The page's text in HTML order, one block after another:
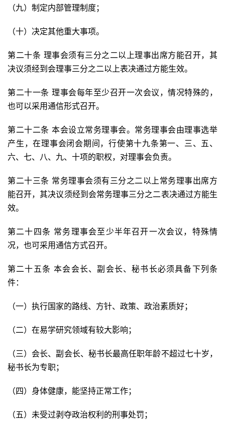
（九）制定内部管理制度；
（十）决定其他重大事项。
第二十条 理事会须有三分之二以上理事出席方能召开，其
决议须经到会理事三分之二以上表决通过方能生效。
第二十一条 理事会每年至少召开一次会议，情况特殊的，
也可以采用通信形式召开。
第二十二条 本会设立常务理事会。常务理事会由理事选举
产生，在理事会闭会期间，行使第十九条第一、三、五、
六、七、八、九、十项的职权，对理事会负责。
第二十三条 常务理事会须有三分之二以上常务理事出席方
能召开，其决议须经到会常务理事三分之二表决通过方能生
效。
第二十四条 常务理事会至少半年召开一次会议，特殊情
况，也可采用通信方式召开。
第二十五条 本会会长、副会长、秘书长必须具备下列条
件：
（一）执行国家的路线、方针、政策、政治素质好；
（二）在易学研究领域有较大影响；
（三）会长、副会长、秘书长最高任职年龄不超过七十岁，
秘书长为专职；
（四）身体健康，能坚持正常工作；
（五）未受过剥夺政治权利的刑事处罚；